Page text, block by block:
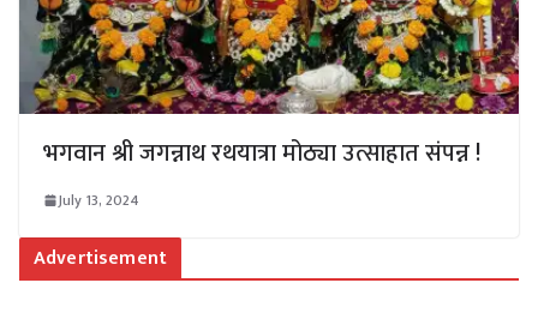
भगवान श्री जगन्नाथ रथयात्रा मोठ्या उत्साहात संपन्न !
July 13, 2024
Advertisement